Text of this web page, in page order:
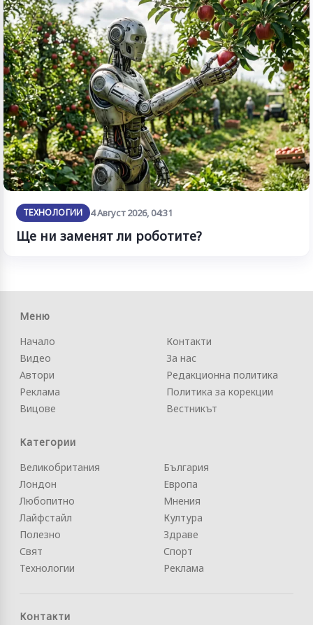
ТЕХНОЛОГИИ 4 Август 2026, 04:31
Ще ни заменят ли роботите?
Меню
Начало
Видео
Автори
Реклама
Вицове
Контакти
За нас
Редакционна политика
Политика за корекции
Вестникът
Категории
Великобритания
Лондон
Любопитно
Лайфстайл
Полезно
Свят
Технологии
България
Европа
Мнения
Култура
Здраве
Спорт
Реклама
Контакти